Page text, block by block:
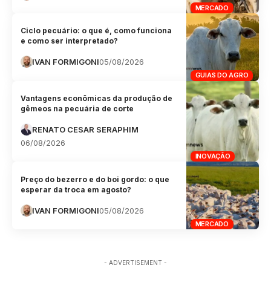
MERCADO
GUIAS DO AGRO
Ciclo pecuário: o que é, como funciona
e como ser interpretado?
IVAN FORMIGONI05/08/2026
INOVAÇÃO
Vantagens econômicas da produção de
gêmeos na pecuária de corte
RENATO CESAR SERAPHIM
06/08/2026
MERCADO
Preço do bezerro e do boi gordo: o que
esperar da troca em agosto?
IVAN FORMIGONI05/08/2026
- ADVERTISEMENT -